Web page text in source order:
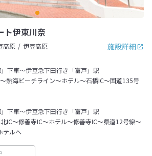
ト伊東川奈
施設詳細
高原
伊豆高原
下車～伊豆急下田行き「富戸」駅
熱海ビーチライン～ホテル～石橋IC～国道135号
下車～伊豆急下田行き「富戸」駅
IC～修善寺IC～ホテル～修善寺IC～県道12号線～
テルへ